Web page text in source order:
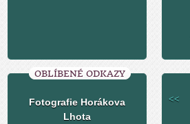
OBLÍBENÉ ODKAZY
Fotografie Horákova
Lhota
<<